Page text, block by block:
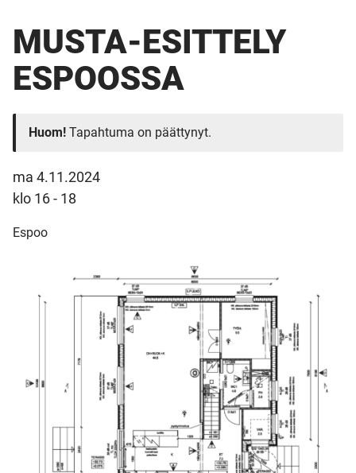
MUSTA-ESITTELY
ESPOOSSA
Huom! Tapahtuma on päättynyt.
ma 4.11.2024
klo 16 - 18
Espoo